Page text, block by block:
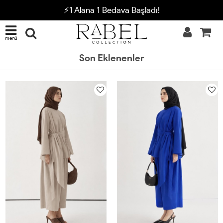
⚡1 Alana 1 Bedava Başladı!
menü
Son Eklenenler